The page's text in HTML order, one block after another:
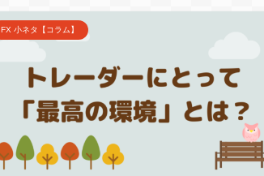
FX 小ネタ【コラム】